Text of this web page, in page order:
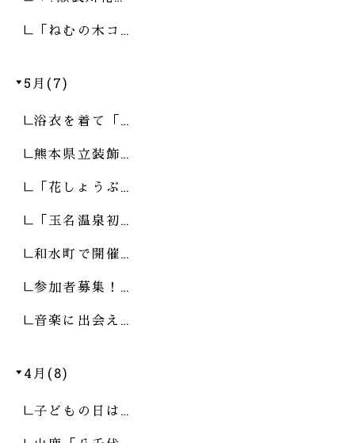
「ねむの木コ…
5月(7)
浴衣を着て「…
熊本県立装飾…
「花しょうぶ…
「玉名温泉初…
和水町で開催…
参加者募集！…
音楽に出会え…
4月(8)
子どもの日は…